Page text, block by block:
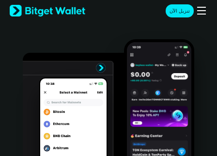
English
日本語
Türkçe
Português (Portugal)
Bahasa Indonesia
تنزيل الآن